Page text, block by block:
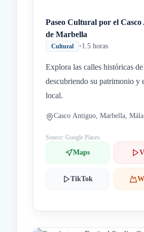
Paseo Cultural por el
de Marbella
Cultural •1.5 horas
Explora las calles históricas
descubriendo su patrimonio y
local.
Casco Antiguo, Marbella,
Source: Google Places
Maps
TikTok